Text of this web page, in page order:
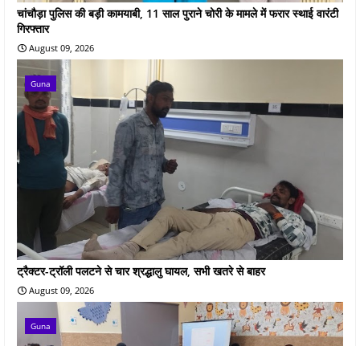
चांचौड़ा पुलिस की बड़ी कामयाबी, 11 साल पुराने चोरी के मामले में फरार स्थाई वारंटी
गिरफ्तार
August 09, 2026
Guna
ट्रैक्टर-ट्रॉली पलटने से चार श्रद्धालु घायल, सभी खतरे से बाहर
August 09, 2026
Guna